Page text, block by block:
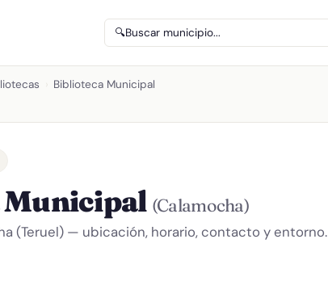
🔍Buscar municipio...
Biblioteca Municipal
(Calamocha)
(Teruel) — ubicación, horario, contacto y entorno.